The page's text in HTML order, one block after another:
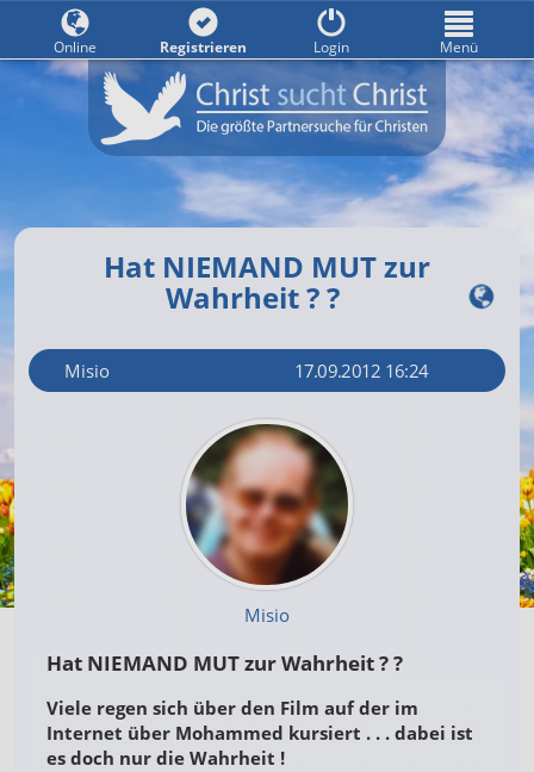
Hat NIEMAND MUT zur
Wahrheit ? ?
Misio 17.09.2012 16:24
Misio
Hat NIEMAND MUT zur Wahrheit ? ?
Viele regen sich über den Film auf der im
Internet über Mohammed kursiert . . . dabei ist
es doch nur die Wahrheit !
Online Registrieren Login Menü